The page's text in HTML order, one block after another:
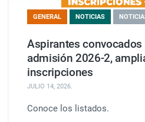
GENERAL NOTICIAS
Aspirantes convocados
admisión 2026-2,
inscripciones
JULIO 14, 2026.
Conoce los listados.